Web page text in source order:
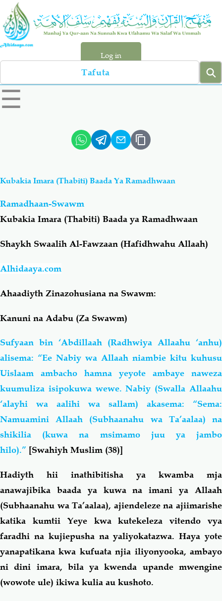
Skip
main
content
Log in
Search
left
sidebar
☰
Hadiyth
Shirki & Kufru Bid-'ah (Uzushi)
Salaf Wa Ummah Firaq-Makundi
Fiqh-Ibaadah
Akhlaaq-Aadaab Raqaaiq
Chemsha Bongo Vitabu
Mapishi
Kubakia Imara (Thabiti) Baada Ya Ramadhwaan
Ramadhaan-Swawm
Kubakia Imara (Thabiti) Baada ya Ramadhwaan
Shaykh Swaalih Al-Fawzaan (Hafidhwahu Allaah)
Alhidaaya.com
Ahaadiyth Zinazohusiana na Swawm:
Kanuni na Adabu (Za Swawm)
Sufyaan bin ‘Abdillaah (Radhwiya Allaahu ‘anhu)
alisema: “Ee Nabiy wa Allaah niambie kitu kuhusu
Uislaam ambacho hamna yeyote ambaye naweza
kuumuliza isipokuwa wewe. Nabiy (Swalla Allaahu
‘alayhi wa aalihi wa sallam) akasema: “Sema:
Namuamini Allaah (Subhaanahu wa Ta’aalaa) na
shikilia (kuwa na msimamo juu ya jambo
hilo).” [Swahiyh Muslim (38)]
Hadiyth hii inathibitisha ya kwamba mja
anawajibika baada ya kuwa na imani ya Allaah
(Subhaanahu wa Ta’aalaa), ajiendeleze na ajiimarishe
katika kumtii Yeye kwa kutekeleza vitendo vya
faradhi na kujiepusha na yaliyokatazwa. Haya yote
yanapatikana kwa kufuata njia iliyonyooka, ambayo
ni dini imara, bila ya kwenda upande mwengine
(wowote ule) ikiwa kulia au kushoto.